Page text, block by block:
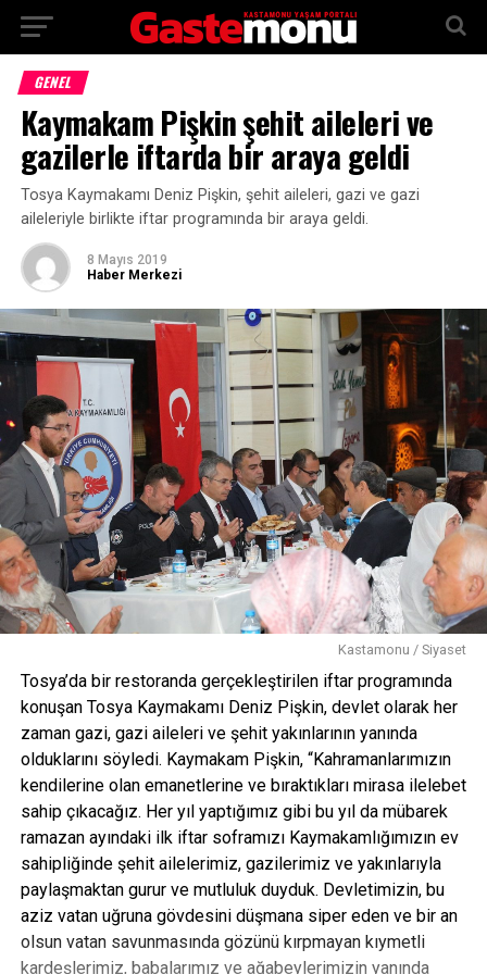
GENEL
Kaymakam Pişkin şehit aileleri ve
gazilerle iftarda bir araya geldi
Tosya Kaymakamı Deniz Pişkin, şehit aileleri, gazi ve gazi
aileleriyle birlikte iftar programında bir araya geldi.
8 Mayıs 2019
Haber Merkezi
Kastamonu / Siyaset
Tosya’da bir restoranda gerçekleştirilen iftar programında
konuşan Tosya Kaymakamı Deniz Pişkin, devlet olarak her
zaman gazi, gazi aileleri ve şehit yakınlarının yanında
olduklarını söyledi. Kaymakam Pişkin, “Kahramanlarımızın
kendilerine olan emanetlerine ve bıraktıkları mirasa ilelebet
sahip çıkacağız. Her yıl yaptığımız gibi bu yıl da mübarek
ramazan ayındaki ilk iftar soframızı Kaymakamlığımızın ev
sahipliğinde şehit ailelerimiz, gazilerimiz ve yakınlarıyla
paylaşmaktan gurur ve mutluluk duyduk. Devletimizin, bu
aziz vatan uğruna gövdesini düşmana siper eden ve bir an
olsun vatan savunmasında gözünü kırpmayan kıymetli
kardeşlerimiz, babalarımız ve ağabeylerimizin yanında